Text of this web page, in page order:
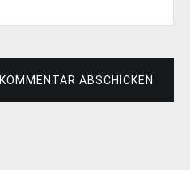
KOMMENTAR ABSCHICKEN